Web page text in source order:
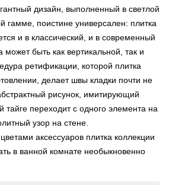
дизайн, выполненный в светлой
гамме, поистине универсален: плитка
и в классический, и в современный
может быть как вертикальной, так и
ретификации, которой плитка
делает швы кладки почти не
рисунок, имитирующий
тайге переходит с одного элемента на
узор на стене.
аксессуаров плитка коллекции
в ванной комнате необыкновенно